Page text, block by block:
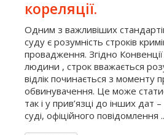
кореляції.
Одним з важливіших
суду є розумність строків
провадження. Згідно
людини , строк вважається
відлік починається з моменту
обвинувачення. Це може
так і у прив’язці до інших дат
суді, офіційного повідомлення